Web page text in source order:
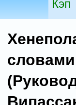
Кэп